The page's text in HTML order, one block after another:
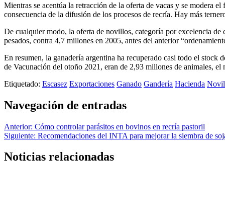
Mientras se acentúa la retracción de la oferta de vacas y se modera
consecuencia de la difusión de los procesos de recría. Hay más
De cualquier modo, la oferta de novillos, categoría por excelencia de
pesados, contra 4,7 millones en 2005, antes del anterior
En resumen, la ganadería argentina ha recuperado casi todo el stock
de Vacunación del otoño 2021, eran de 2,93 millones de animales,
Etiquetado: Escasez Exportaciones Ganado Gandería Hacienda
Navegación de entradas
Anterior: Cómo controlar parásitos en bovinos en recría pastoril
Siguiente: Recomendaciones del INTA para mejorar la siembra de
Noticias relacionadas